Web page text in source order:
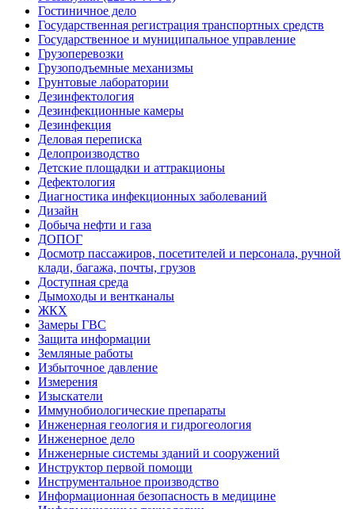
Гостиничное дело
Государственная регистрация транспортных средств
Государственное и муниципальное управление
Грузоперевозки
Грузоподъемные механизмы
Грунтовые лаборатории
Дезинфектология
Дезинфекционные камеры
Дезинфекция
Деловая переписка
Делопроизводство
Детские площадки и аттракционы
Дефектология
Диагностика инфекционных заболеваний
Дизайн
Добыча нефти и газа
ДОПОГ
Досмотр пассажиров, посетителей и персонала, ручной
клади, багажа, почты, грузов
Доступная среда
Дымоходы и вентканалы
ЖКХ
Замеры ГВС
Защита информации
Земляные работы
Избыточное давление
Измерения
Изыскатели
Иммунобиологические препараты
Инженерная геология и гидрогеология
Инженерное дело
Инженерные системы зданий и сооружений
Инструктор первой помощи
Инструментальное производство
Информационная безопасность в медицине